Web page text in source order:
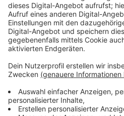
aber so hast du ein
kannst dann nämlich auch
zeigst du denn eigentlich
und wie vermarktest du die,
Bestandskunden äh für dich
erreichen sind, äh allein
E-Mail denke als natürlich
noch nicht mal eine
[11:21] Wenn das für dich